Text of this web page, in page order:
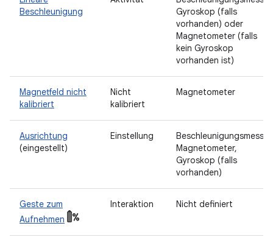
Beschleunigung
Gyroskop (falls
vorhanden) oder
Magnetometer (falls
kein Gyroskop
vorhanden ist)
Magnetfeld nicht
kalibriert
Nicht
kalibriert
Magnetometer
Ausrichtung
(eingestellt)
Einstellung
Beschleunigungsmesser,
Magnetometer,
Gyroskop (falls
vorhanden)
Geste zum
Aufnehmen
Interaktion Nicht definiert